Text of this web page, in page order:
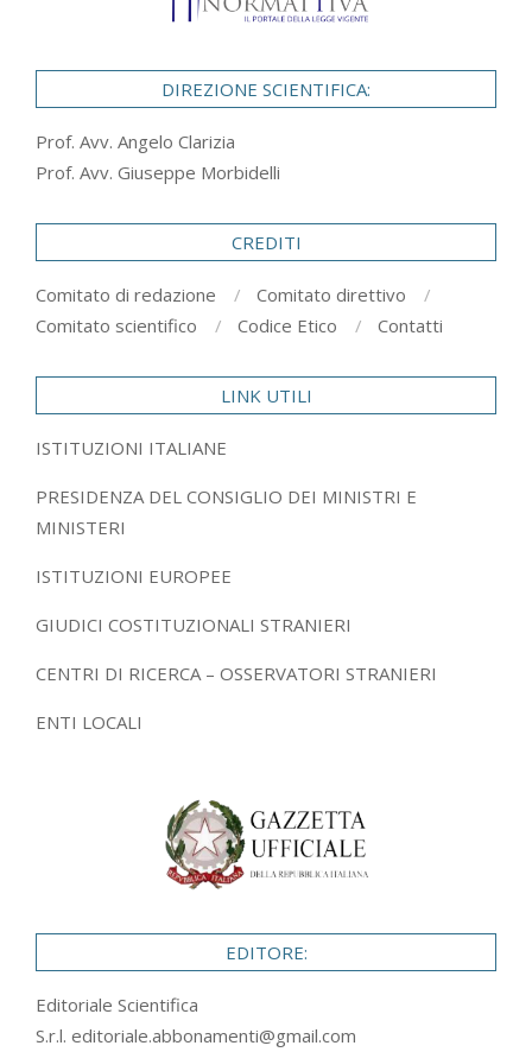
DIREZIONE SCIENTIFICA:
Prof. Avv. Angelo Clarizia
Prof. Avv. Giuseppe Morbidelli
CREDITI
Comitato di redazione
Comitato direttivo
Comitato scientifico
Codice Etico Contatti
LINK UTILI
ISTITUZIONI ITALIANE
PRESIDENZA DEL CONSIGLIO DEI MINISTRI E
MINISTERI
ISTITUZIONI EUROPEE
GIUDICI COSTITUZIONALI STRANIERI
CENTRI DI RICERCA – OSSERVATORI STRANIERI
ENTI LOCALI
EDITORE:
Editoriale Scientifica
S.r.l. editoriale.abbonamenti@gmail.com